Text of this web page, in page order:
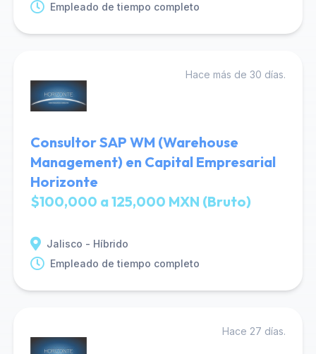
Empleado de tiempo completo
Hace más de 30 días.
Consultor SAP WM (Warehouse
Management) en Capital Empresarial
Horizonte
$100,000 a 125,000 MXN (Bruto)
Jalisco - Híbrido
Empleado de tiempo completo
Hace 27 días.